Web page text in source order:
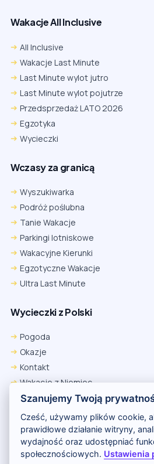
Wakacje All Inclusive
All Inclusive
Wakacje Last Minute
Last Minute wylot jutro
Last Minute wylot pojutrze
Przedsprzedaż LATO 2026
Egzotyka
Wycieczki
Wczasy za granicą
Wyszukiwarka
Podróż poślubna
Tanie Wakacje
Parkingi lotniskowe
Wakacyjne Kierunki
Egzotyczne Wakacje
Ultra Last Minute
Wycieczki z Polski
Pogoda
Okazje
Kontakt
Wakacje z Niemiec
Polityka Prywatności
Wakacje w Egipcie
Rankingi hoteli
Szanujemy Twoją
Cześć, używamy plików cookie,
prawidłowe działanie witryny,
wydajność oraz udostępniać
społecznościowych. Ustawienia